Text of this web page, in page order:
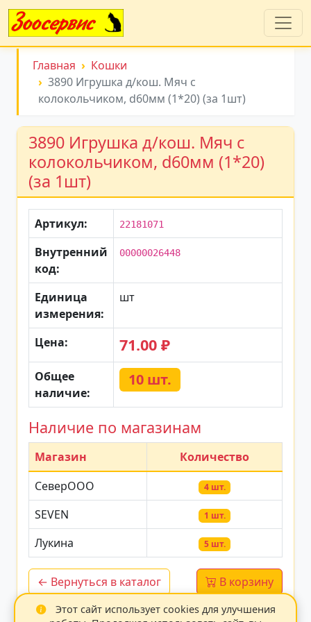
Главная
Кошки
3890 Игрушка д/кош. Мяч с
колокольчиком, d60мм (1*20) (за 1шт)
3890 Игрушка д/кош. Мяч с
колокольчиком, d60мм (1*20)
(за 1шт)
Артикул: 22181071
Внутренний
код:
00000026448
Единица
измерения:
шт
Цена: 71.00 ₽
Общее
наличие:
10 шт.
Наличие по магазинам
Магазин
Количество
СеверООО
4 шт.
SEVEN 1 шт.
Лукина 5 шт.
← Вернуться в каталог В корзину
Этот сайт использует cookies для улучшения